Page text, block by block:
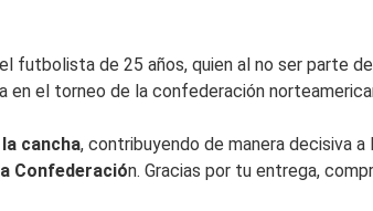
futbolista de 25 años, quien al no ser parte
en el torneo de la confederación
cancha, contribuyendo de manera decisiva
Confederación. Gracias por tu entrega,